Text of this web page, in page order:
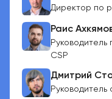
Директор по
Раис
Pуководитель
CSP
Дмитрий